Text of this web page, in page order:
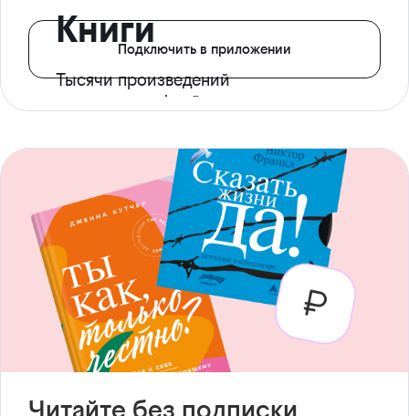
Книги
Тысячи произведений
с доступом офлайн
Подключить в приложении
Читайте без подписки